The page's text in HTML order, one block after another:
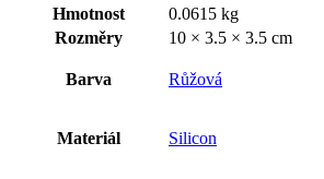
Hmotnost
0.0615 kg
Rozměry
10 × 3.5 × 3.5 cm
Barva Růžová
Materiál Silicon